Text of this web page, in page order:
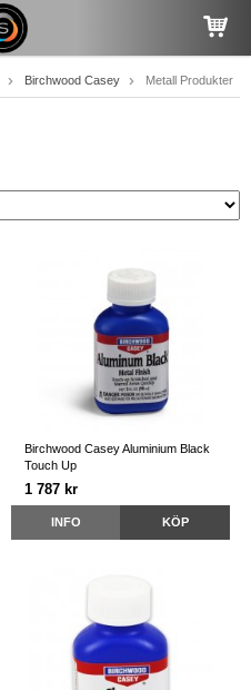
Birchwood Casey Metall Produkter
Birchwood Casey Aluminium Black
Touch Up
1 787 kr
INFO KÖP